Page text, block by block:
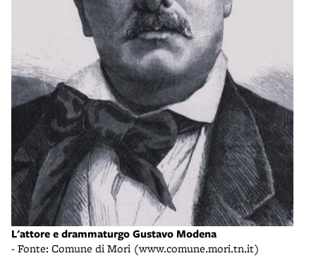
L'attore e drammaturgo Gustavo Modena
- Fonte: Comune di Mori (www.comune.mori.tn.it)